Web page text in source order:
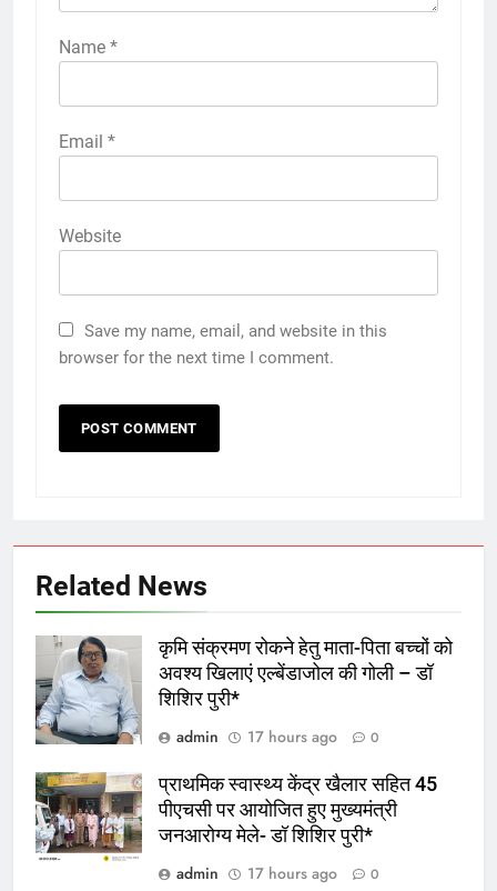
Name *
Email *
Website
Save my name, email, and website in this
browser for the next time I comment.
Related News
कृमि संक्रमण रोकने हेतु माता-पिता बच्चों को
अवश्य खिलाएं एल्बेंडाजोल की गोली – डॉ
शिशिर पुरी*
admin
17 hours ago 0
प्राथमिक स्वास्थ्य केंद्र खैलार सहित 45
पीएचसी पर आयोजित हुए मुख्यमंत्री
जनआरोग्य मेले- डॉ शिशिर पुरी*
admin
17 hours ago 0